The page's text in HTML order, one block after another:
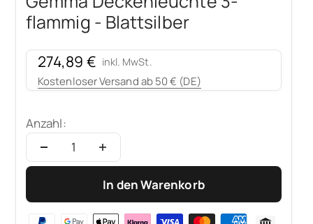
flammig - Blattsilber
Angebot
274,89 € inkl. MwSt.
Kostenloser Versand ab 50 € (DE)
Anzahl:
In den Warenkorb